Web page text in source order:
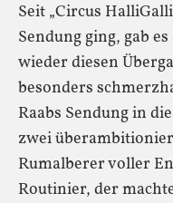
Seit „Circus
Sendung ging, gab
wieder diesen
besonders
Raabs Sendung in
zwei
Rumalberer voller
Routinier, der